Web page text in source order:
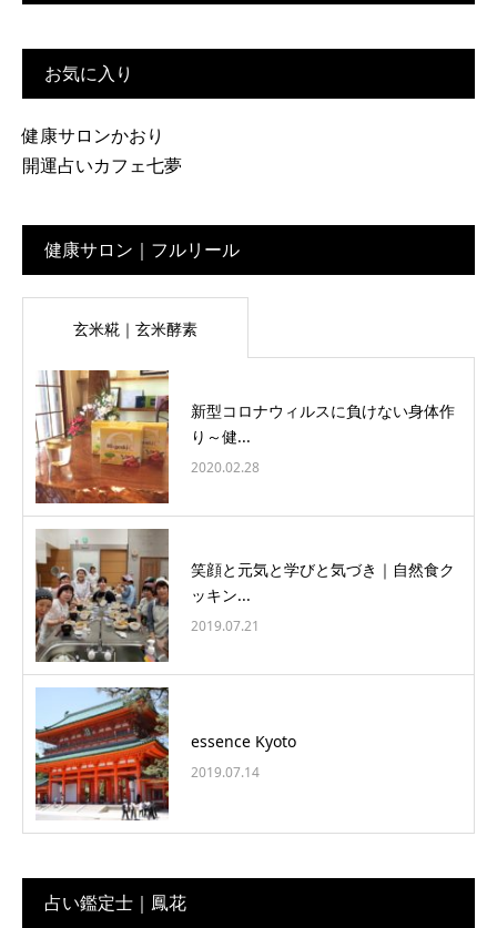
お気に入り
健康サロンかおり
開運占いカフェ七夢
健康サロン｜フルリール
玄米糀｜玄米酵素
新型コロナウィルスに負けない身体作
り～健...
2020.02.28
笑顔と元気と学びと気づき｜自然食ク
ッキン...
2019.07.21
essence Kyoto
2019.07.14
占い鑑定士｜鳳花